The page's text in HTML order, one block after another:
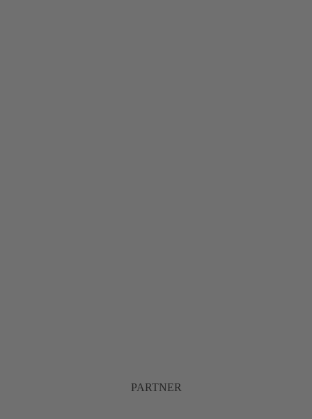
PARTNER